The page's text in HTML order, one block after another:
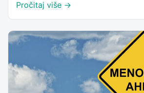
Pročitaj više →